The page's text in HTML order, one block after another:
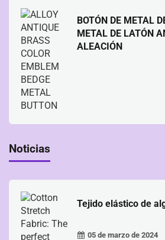
BOTÓN DE METAL
METAL DE LATÓN
ALEACIÓN
Noticias
Tejido elástico de
05 de marzo de 2024